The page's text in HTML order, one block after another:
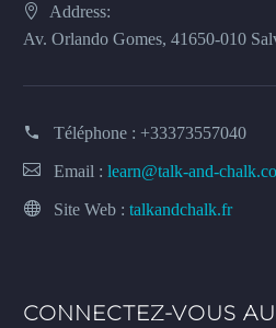
Address:
Av. Orlando Gomes, 41650-010
Téléphone : +33373557040
Email : learn@talk-and-
Site Web : talkandchalk.fr
CONNECTEZ-VOUS